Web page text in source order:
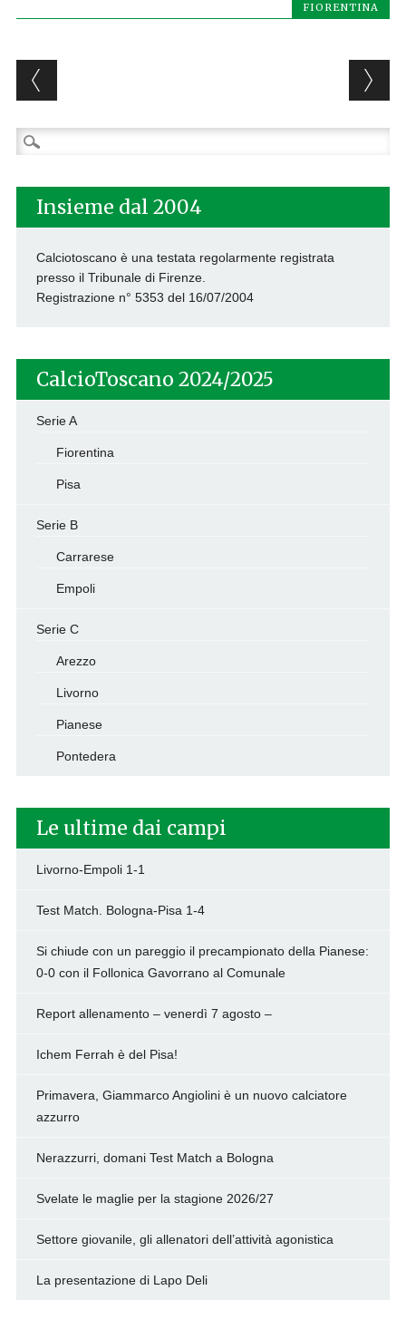
FIORENTINA
Post navigation
Ricerca
per:
Insieme dal 2004
Calciotoscano è una testata regolarmente registrata
presso il Tribunale di Firenze.
Registrazione n° 5353 del 16/07/2004
CalcioToscano 2024/2025
Serie A
Fiorentina
Pisa
Serie B
Carrarese
Empoli
Serie C
Arezzo
Livorno
Pianese
Pontedera
Le ultime dai campi
Livorno-Empoli 1-1
Test Match. Bologna-Pisa 1-4
Si chiude con un pareggio il precampionato della Pianese:
0-0 con il Follonica Gavorrano al Comunale
Report allenamento – venerdì 7 agosto –
Ichem Ferrah è del Pisa!
Primavera, Giammarco Angiolini è un nuovo calciatore
azzurro
Nerazzurri, domani Test Match a Bologna
Svelate le maglie per la stagione 2026/27
Settore giovanile, gli allenatori dell’attività agonistica
La presentazione di Lapo Deli